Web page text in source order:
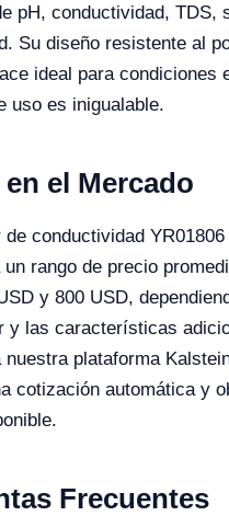
pH, conductividad, TDS,
Su diseño resistente al
ideal para condiciones
uso es inigualable.
el Mercado
de conductividad
un rango de precio
y 800 USD,
y las características
nuestra plataforma
cotización automática y
Frecuentes